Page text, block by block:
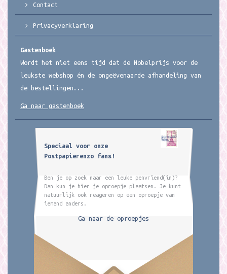
Contact
Privacyverklaring
Gastenboek
Wordt het niet eens tijd dat de Nobelprijs voor de
leukste webshop én de ongeëvenaarde afhandeling van
de bestellingen...
Ga naar gastenboek
Speciaal voor onze
Postpapierenzo fans!
Ben je op zoek naar een leuke penvriend(in)?
Dan kun je hier je oproepje plaatsen. Je kunt
natuurlijk ook reageren op een oproepje van
iemand anders.
Ga naar de oproepjes